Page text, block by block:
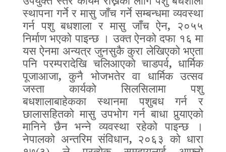
स्थापना गर्ने र मासु जाँच गर्ने सम्बन्धमा व्यवस्था
गर्न पशु बधशाला र मासु जाँच ऐन, २०५५
निर्माण भएको पाइन्छ । उक्त ऐनको दफा १६ मा
यस ऐनमा अन्यत्र जुनसुकै कुरा लेखिएको भएता
पनि परम्परादेखि चलिआएको चाडपर्व, धार्मिक
पूजाआजा,कुनै भोजभतेर वा धार्मिक उत्सव
जस्ता कार्यको सिलसिलामा पशु
बधशालाबाहेकका स्थानमा पशुबध गर्न र
छालासहितको मासु उपभोग गर्न बाधा पुर्‍याएको
मानिने छैन भन्ने व्यवस्था रहेको पाइन्छ ।
नेपालको अन्तरिम संविधान, २०६३ को धारा